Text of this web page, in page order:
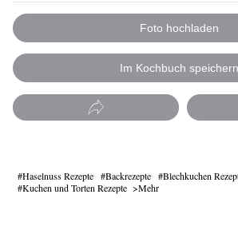
Foto hochladen
Im Kochbuch speichern
Haselnuss Rezepte Backrezepte Blechkuchen
Kuchen und Torten Rezepte
Mehr